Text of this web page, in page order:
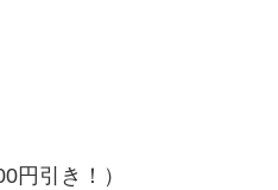
円引き！）